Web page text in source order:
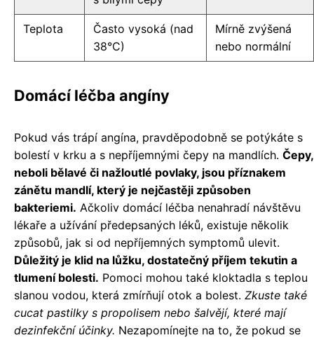
Teplota
Často vysoká (nad
38°C)
Mírně zvýšená
nebo normální
Domácí léčba angíny
Pokud vás trápí angína, pravděpodobně se potýkáte s
bolestí v krku a s nepříjemnými čepy na mandlích. Čepy,
neboli bělavé či nažloutlé povlaky, jsou příznakem
zánětu mandlí, který je nejčastěji způsoben
bakteriemi. Ačkoliv domácí léčba nenahradí návštěvu
lékaře a užívání předepsaných léků, existuje několik
způsobů, jak si od nepříjemných symptomů ulevit.
Důležitý je klid na lůžku, dostatečný příjem tekutin a
tlumení bolesti. Pomoci mohou také kloktadla s teplou
slanou vodou, která zmírňují otok a bolest. Zkuste také
cucat pastilky s propolisem nebo šalvějí, které mají
dezinfekční účinky. Nezapomínejte na to, že pokud se